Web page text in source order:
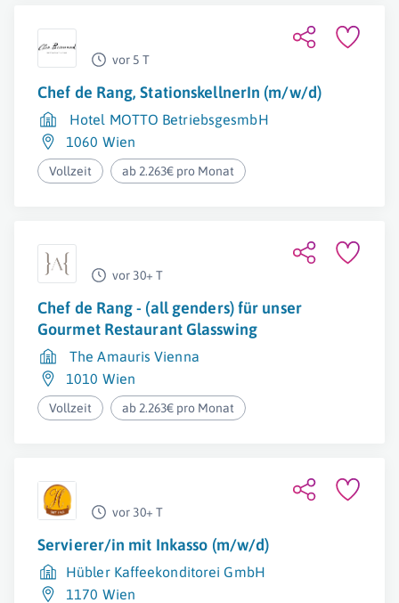
vor 5 T
Chef de Rang, StationskellnerIn (m/w/d)
Hotel MOTTO BetriebsgesmbH
1060 Wien
Vollzeit ab 2.263€ pro Monat
vor 30+ T
Chef de Rang - (all genders) für unser
Gourmet Restaurant Glasswing
The Amauris Vienna
1010 Wien
Vollzeit ab 2.263€ pro Monat
vor 30+ T
Servierer/in mit Inkasso (m/w/d)
Hübler Kaffeekonditorei GmbH
1170 Wien